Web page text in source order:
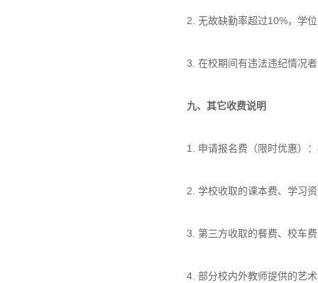
2. 无故缺勤率超过10%，学
3. 在校期间有违法违纪情况
九、其它收费说明
1. 申请报名费（限时优惠）
2. 学校收取的课本费、学习
3. 第三方收取的餐费、校车
4. 部分校内外教师提供的艺